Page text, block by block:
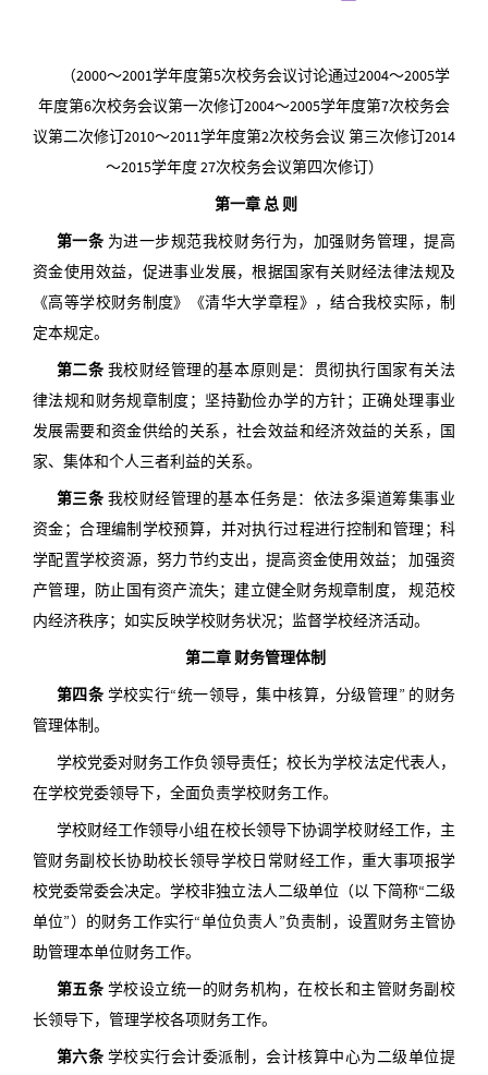
（2000～2001学年度第5次校务会议讨论通过2004～2005学
年度第6次校务会议第一次修订2004～2005学年度第7次校务会
议第二次修订2010～2011学年度第2次校务会议 第三次修订2014
～2015学年度 27次校务会议第四次修订）
第一章 总 则
第一条 为进一步规范我校财务行为，加强财务管理，提高
资金使用效益，促进事业发展，根据国家有关财经法律法规及
《高等学校财务制度》《清华大学章程》，结合我校实际，制
定本规定。
第二条 我校财经管理的基本原则是：贯彻执行国家有关法
律法规和财务规章制度；坚持勤俭办学的方针；正确处理事业
发展需要和资金供给的关系，社会效益和经济效益的关系，国
家、集体和个人三者利益的关系。
第三条 我校财经管理的基本任务是：依法多渠道筹集事业
资金；合理编制学校预算，并对执行过程进行控制和管理；科
学配置学校资源，努力节约支出，提高资金使用效益； 加强资
产管理，防止国有资产流失；建立健全财务规章制度， 规范校
内经济秩序；如实反映学校财务状况；监督学校经济活动。
第二章 财务管理体制
第四条 学校实行“统一领导，集中核算，分级管理” 的财务
管理体制。
学校党委对财务工作负领导责任；校长为学校法定代表人，
在学校党委领导下，全面负责学校财务工作。
学校财经工作领导小组在校长领导下协调学校财经工作，主
管财务副校长协助校长领导学校日常财经工作，重大事项报学
校党委常委会决定。学校非独立法人二级单位（以 下简称“二级
单位”）的财务工作实行“单位负责人”负责制，设置财务主管协
助管理本单位财务工作。
第五条 学校设立统一的财务机构，在校长和主管财务副校
长领导下，管理学校各项财务工作。
第六条 学校实行会计委派制，会计核算中心为二级单位提